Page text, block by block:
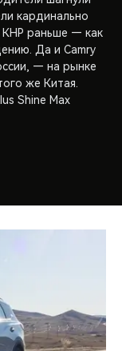
кардинально
КНР раньше — как
Да и Camry
— на рынке
же Китая.
Shine Max